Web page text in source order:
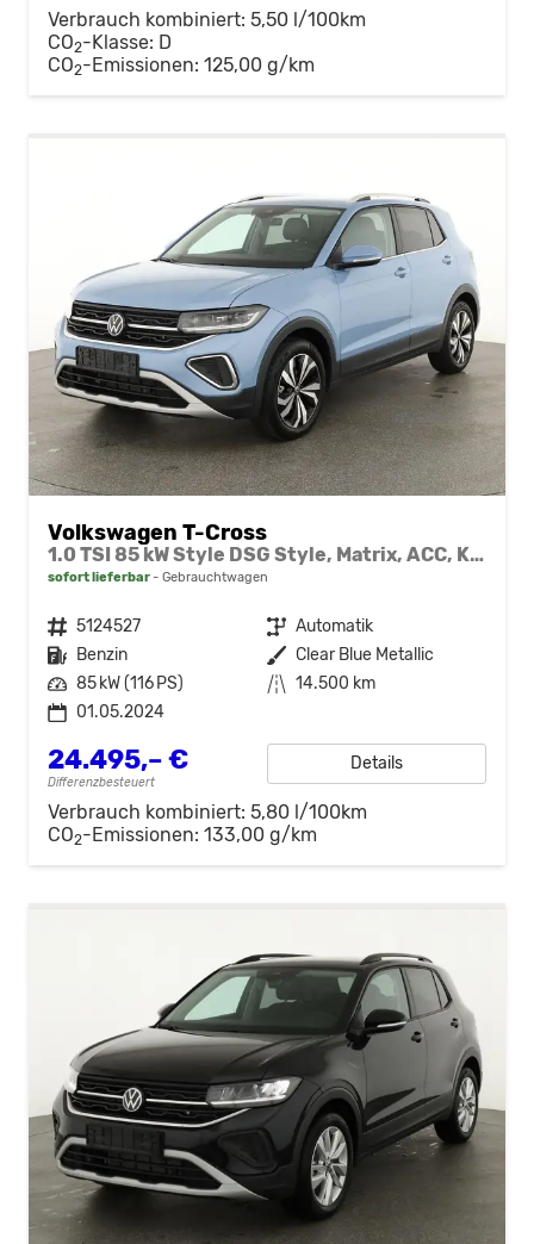
Verbrauch kombiniert: 5,50 l/100km
CO2-Klasse: D
CO2-Emissionen: 125,00 g/km
Volkswagen T-Cross
1.0 TSI 85 kW Style DSG Style, Matrix, ACC, Kamera, AppConnect
sofort lieferbar Gebrauchtwagen
Fahrzeugnr. 5124527 Getriebe Automatik
Kraftstoff Benzin Außenfarbe Clear Blue Metallic
Leistung 85 kW (116 PS) Kilometerstand 14.500 km
01.05.2024
24.495,– €
Differenzbesteuert
Details
Verbrauch kombiniert: 5,80 l/100km
CO2-Emissionen: 133,00 g/km